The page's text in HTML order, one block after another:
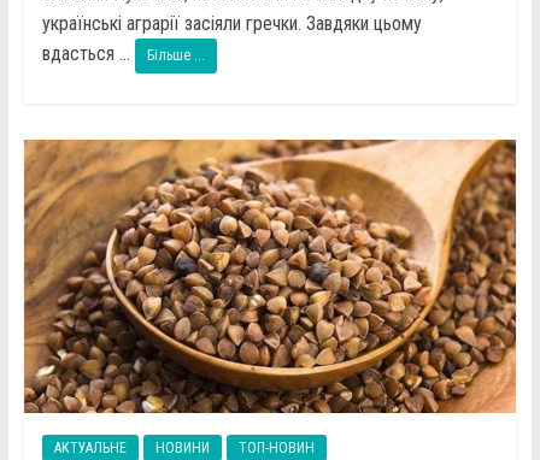
українські аграрії засіяли гречки. Завдяки цьому
вдасться ...
Більше ...
АКТУАЛЬНЕ НОВИНИ ТОП-НОВИН